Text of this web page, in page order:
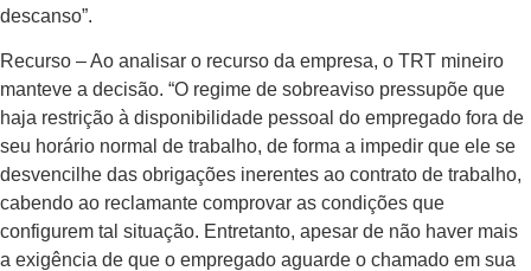
descanso”.
Recurso – Ao analisar o recurso da empresa, o TRT mineiro
manteve a decisão. “O regime de sobreaviso pressupõe que
haja restrição à disponibilidade pessoal do empregado fora de
seu horário normal de trabalho, de forma a impedir que ele se
desvencilhe das obrigações inerentes ao contrato de trabalho,
cabendo ao reclamante comprovar as condições que
configurem tal situação. Entretanto, apesar de não haver mais
a exigência de que o empregado aguarde o chamado em sua